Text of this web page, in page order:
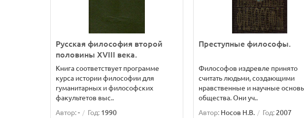
Русская философия второй
половины XVIII века.
Книга соответствует программе
курса истории философии для
гуманитарных и философских
факультетов выс..
Автор:- Год: 1990
Преступные философы.
Философов издревле принято
считать людьми, создающими
нравственные и научные
общества. Они уч..
Автор: Носов Н.В. Год: 2007